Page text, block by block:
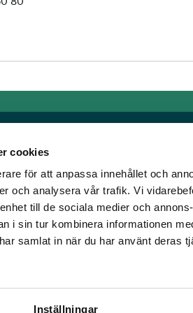
cookies
för att anpassa innehållet och
och analysera vår trafik. Vi
till de sociala medier och
i sin tur kombinera informationen
samlat in när du har använt deras
Inställningar
älskar trav!
vi skapat en
Länkar
Allmänna
Mobilvy